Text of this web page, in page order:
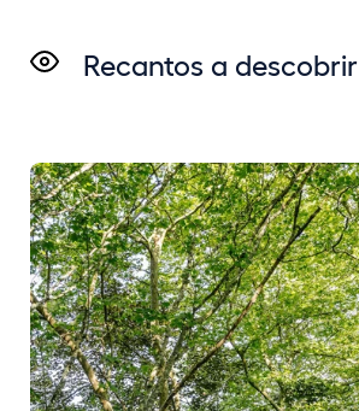
Recantos a descobrir